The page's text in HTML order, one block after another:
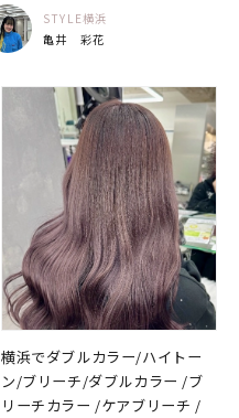
STYLE横浜
亀井 彩花
横浜でダブルカラー/ハイトー
ン/ブリーチ/ダブルカラー /ブ
リーチカラー /ケアブリーチ /